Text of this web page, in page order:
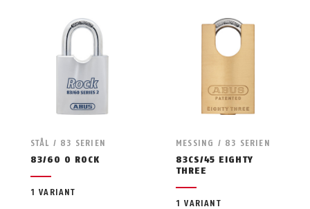
STÅL / 83 SERIEN
83/60 O ROCK
1 VARIANT
MESSING / 83 SERIEN
83CS/45 EIGHTY
THREE
1 VARIANT